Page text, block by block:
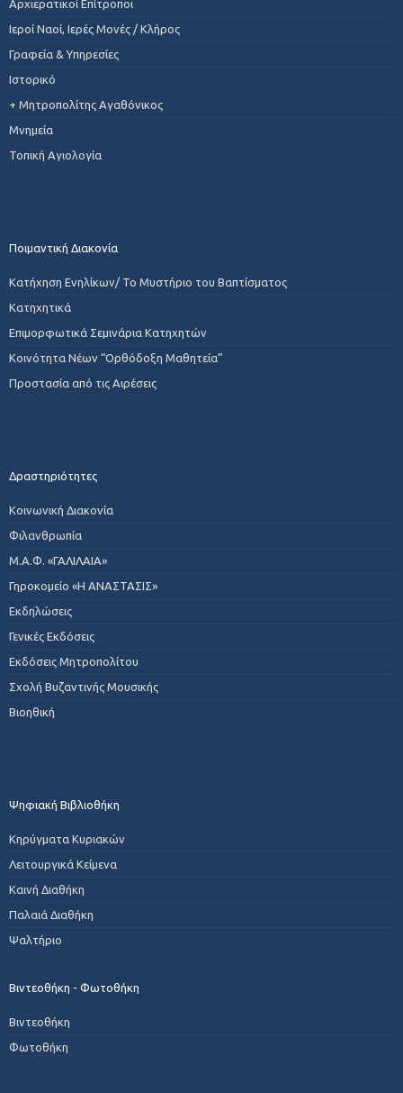
Αρχιερατικοί Επίτροποι
Ιεροί Ναοί, Ιερές Μονές / Κλήρος
Γραφεία & Υπηρεσίες
Ιστορικό
+ Μητροπολίτης Αγαθόνικος
Μνημεία
Τοπική Αγιολογία
Ποιμαντική Διακονία
Κατήχηση Ενηλίκων/ Το Μυστήριο του Βαπτίσματος
Κατηχητικά
Επιμορφωτικά Σεμινάρια Κατηχητών
Κοινότητα Νέων “Ορθόδοξη Μαθητεία”
Προστασία από τις Αιρέσεις
Δραστηριότητες
Κοινωνική Διακονία
Φιλανθρωπία
Μ.Α.Φ. «ΓΑΛΙΛΑΙΑ»
Γηροκομείο «Η ΑΝΑΣΤΑΣΙΣ»
Εκδηλώσεις
Γενικές Εκδόσεις
Εκδόσεις Μητροπολίτου
Σχολή Βυζαντινής Μουσικής
Βιοηθική
Ψηφιακή Βιβλιοθήκη
Κηρύγματα Κυριακών
Λειτουργικά Κείμενα
Καινή Διαθήκη
Παλαιά Διαθήκη
Ψαλτήριο
Βιντεοθήκη - Φωτοθήκη
Βιντεοθήκη
Φωτοθήκη